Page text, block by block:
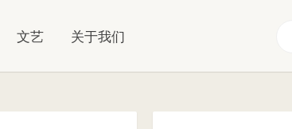
文艺 关于我们